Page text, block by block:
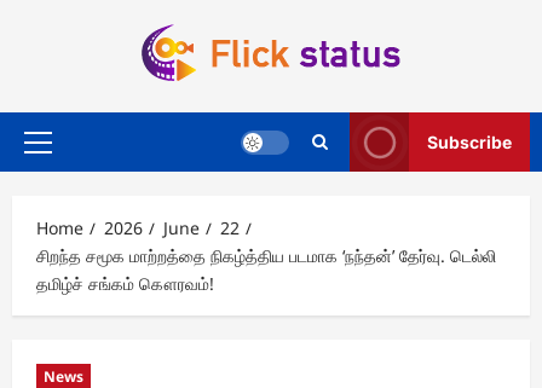
Primary
Subscribe
Home 2026 June
22
சிறந்த சமூக மாற்றத்தை நிகழ்த்திய படமாக ‘நந்தன்’ தேர்வு. டெல்லி
தமிழ்ச் சங்கம் கௌரவம்!
News